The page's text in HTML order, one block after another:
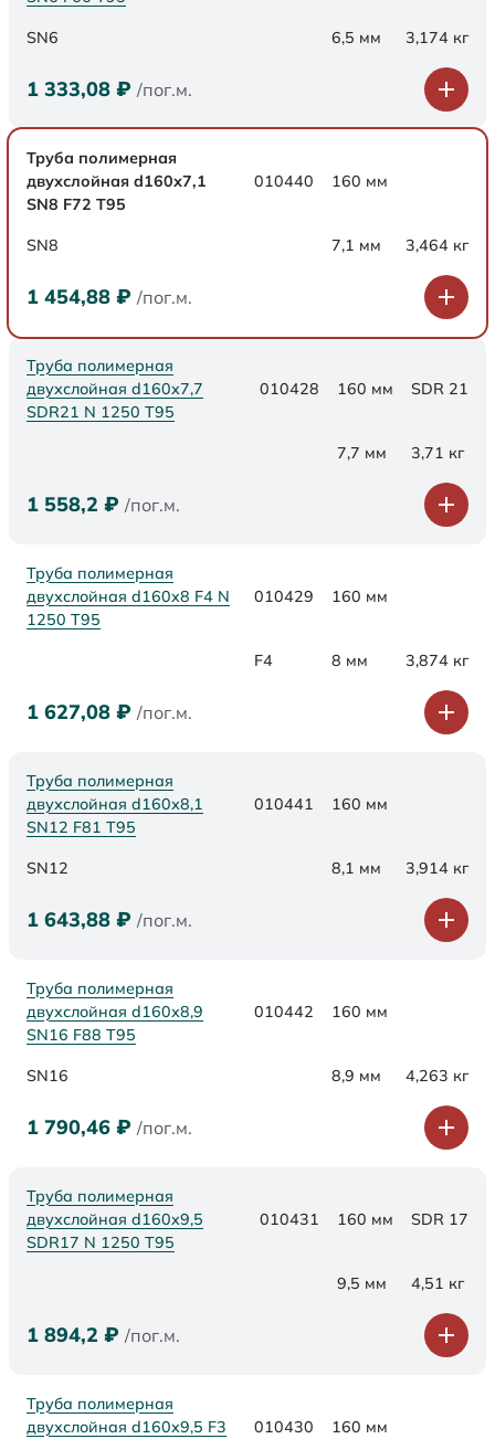
SN6 6,5 мм 3,174 кг
1 333,08 ₽ /пог.м.
Труба полимерная
двухслойная d160х7,1
SN8 F72 Т95
010440 160 мм
SN8 7,1 мм 3,464 кг
1 454,88 ₽ /пог.м.
Труба полимерная
двухслойная d160x7,7
SDR21 N 1250 Т95
010428 160 мм SDR 21
7,7 мм 3,71 кг
1 558,2 ₽ /пог.м.
Труба полимерная
двухслойная d160x8 F4 N
1250 Т95
010429 160 мм
F4 8 мм 3,874 кг
1 627,08 ₽ /пог.м.
Труба полимерная
двухслойная d160х8,1
SN12 F81 Т95
010441 160 мм
SN12 8,1 мм 3,914 кг
1 643,88 ₽ /пог.м.
Труба полимерная
двухслойная d160х8,9
SN16 F88 Т95
010442 160 мм
SN16 8,9 мм 4,263 кг
1 790,46 ₽ /пог.м.
Труба полимерная
двухслойная d160x9,5
SDR17 N 1250 Т95
010431 160 мм SDR 17
9,5 мм 4,51 кг
1 894,2 ₽ /пог.м.
Труба полимерная
двухслойная d160x9,5 F3
010430 160 мм